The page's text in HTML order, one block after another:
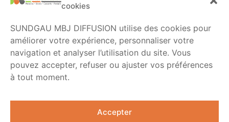
cookies
SUNDGAU MBJ DIFFUSION utilise des cookies pour
améliorer votre expérience, personnaliser votre
navigation et analyser l’utilisation du site. Vous
pouvez accepter, refuser ou ajuster vos préférences
à tout moment.
Accepter
Pergolas
Parasols
Carports
Portails
Abris de jardin / Pool house
Mentions légales
Protection de la vie privée
Politique cookies
CGV, pose et garantie
5 rue de Lasbordes
Google Eldo